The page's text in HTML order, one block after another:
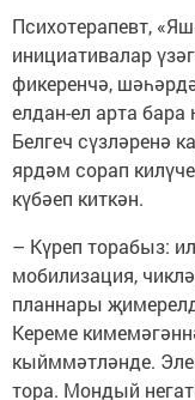
Психотерапевт,
инициативалар
фикеренчә,
елдан-ел арта
Белгеч сүзләренә
ярдәм сорап
күбәеп киткән.
– Күреп торабыз:
мобилизация,
планнары
Кереме
кыйммәтләнде.
тора. Мондый